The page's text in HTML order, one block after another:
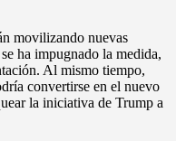
movilizando nuevas
ha impugnado la medida,
Al mismo tiempo,
convertirse en el nuevo
la iniciativa de Trump a